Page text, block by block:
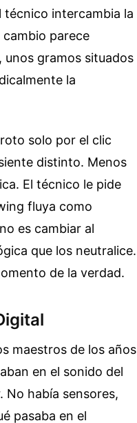
técnico intercambia la
cambio parece
unos gramos situados
la
solo por el clic
distinto. Menos
El técnico le pide
fluya como
es cambiar al
que los neutralice.
de la verdad.
maestros de los años
en el sonido del
No había sensores,
pasaba en el